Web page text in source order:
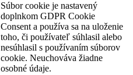
Súbor cookie je nastavený
doplnkom GDPR Cookie
Consent a používa sa na uloženie
toho, či používateľ súhlasil alebo
nesúhlasil s používaním súborov
cookie. Neuchováva žiadne
osobné údaje.